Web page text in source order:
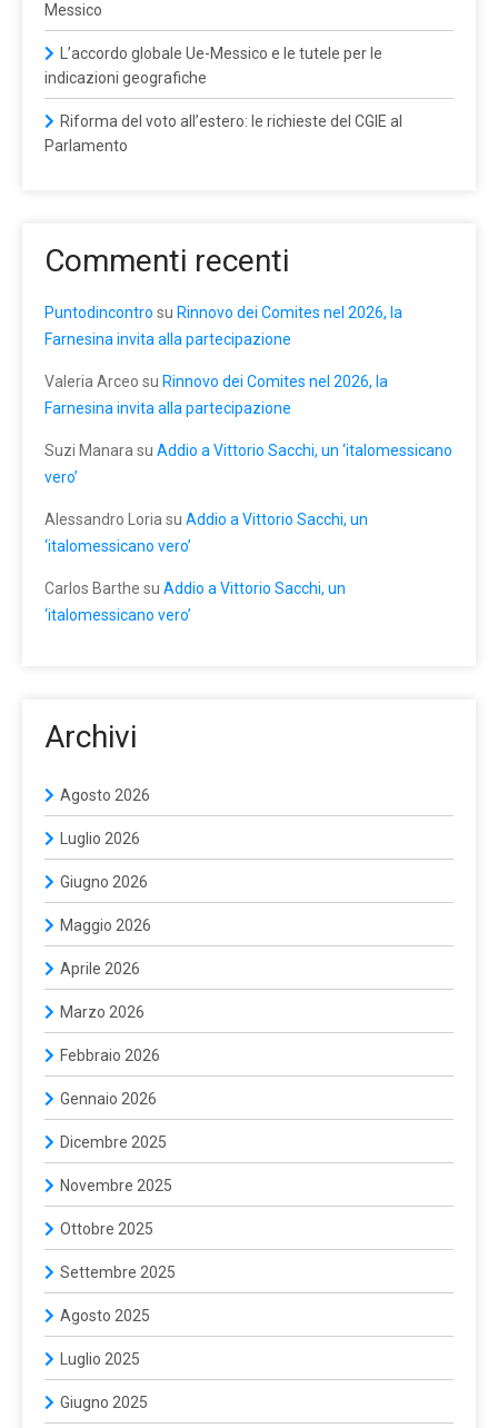
Messico
L’accordo globale Ue-Messico e le tutele per le
indicazioni geografiche
Riforma del voto all’estero: le richieste del CGIE al
Parlamento
Commenti recenti
Puntodincontro su Rinnovo dei Comites nel 2026, la
Farnesina invita alla partecipazione
Valeria Arceo su Rinnovo dei Comites nel 2026, la
Farnesina invita alla partecipazione
Suzi Manara su Addio a Vittorio Sacchi, un ‘italomessicano
vero’
Alessandro Loria su Addio a Vittorio Sacchi, un
‘italomessicano vero’
Carlos Barthe su Addio a Vittorio Sacchi, un
‘italomessicano vero’
Archivi
Agosto 2026
Luglio 2026
Giugno 2026
Maggio 2026
Aprile 2026
Marzo 2026
Febbraio 2026
Gennaio 2026
Dicembre 2025
Novembre 2025
Ottobre 2025
Settembre 2025
Agosto 2025
Luglio 2025
Giugno 2025